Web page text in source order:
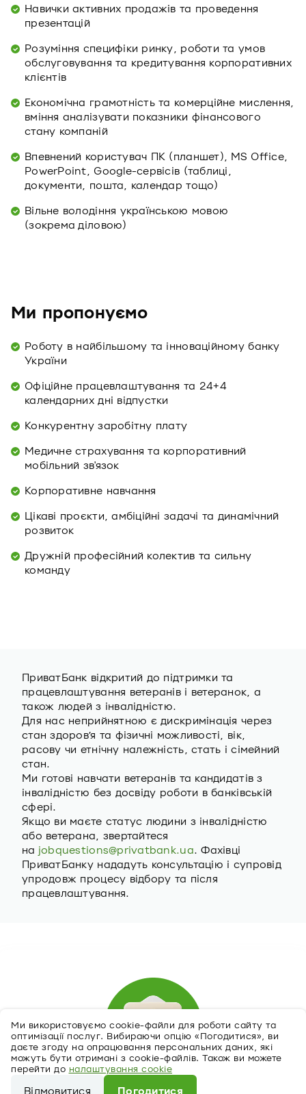
Ми використовуємо cookie-файли для роботи сайту та
оптимізації послуг. Вибираючи опцію «Погодитися», ви
даєте згоду на опрацювання персональних даних, які
можуть бути отримані з cookie-файлів. Також ви можете
перейти до налаштування cookie
Відмовитися Погодитися
Навички активних продажів та проведення
презентацій
Розуміння специфіки ринку, роботи та умов
обслуговування та кредитування корпоративних
клієнтів
Економічна грамотність та комерційне мислення,
вміння аналізувати показники фінансового
стану компаній
Впевнений користувач ПК (планшет), MS Office,
PowerPoint, Google-сервісів (таблиці,
документи, пошта, календар тощо)
Вільне володіння українською мовою
(зокрема діловою)
Ми пропонуємо
Роботу в найбільшому та інноваційному банку
України
Офіційне працевлаштування та 24+4
календарних дні відпустки
Конкурентну заробітну плату
Медичне страхування та корпоративний
мобільний зв'язок
Корпоративне навчання
Цікаві проєкти, амбіційні задачі та динамічний
розвиток
Дружній професійний колектив та сильну
команду
ПриватБанк відкритий до підтримки та
працевлаштування ветеранів i ветеранок, а
також людей з інвалідністю.
Для нас неприйнятною є дискримінація через
стан здоров’я та фізичні можливості, вік,
расову чи етнічну належність, стать і сімейний
стан.
Ми готові навчати ветеранів та кандидатів з
інвалідністю без досвіду роботи в банківській
сфері.
Якщо ви маєте статус людини з інвалідністю
або ветерана, звертайтеся
на jobquestions@privatbank.ua. Фахівці
ПриватБанку нададуть консультацію і супровід
упродовж процесу відбору та після
працевлаштування.